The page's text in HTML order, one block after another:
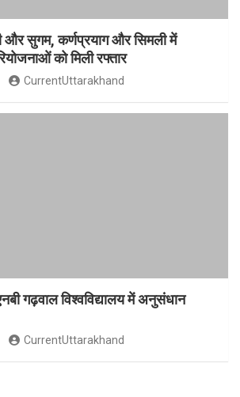
और सुगम, कर्णप्रयाग और सिमली में
को मिली रफ्तार
CurrentUttarakhand
गढ़वाल विश्वविद्यालय में अनुसंधान
CurrentUttarakhand